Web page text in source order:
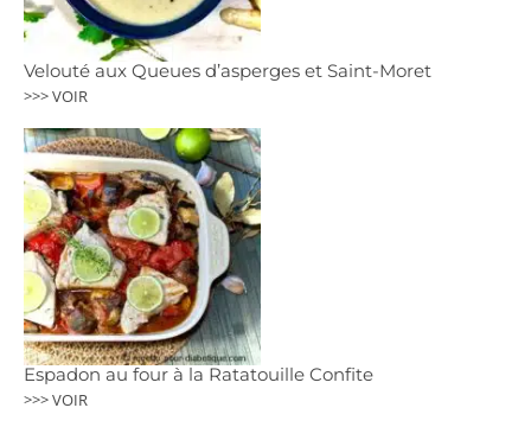
Velouté aux Queues d’asperges et Saint-Moret
>>> VOIR
Espadon au four à la Ratatouille Confite
>>> VOIR